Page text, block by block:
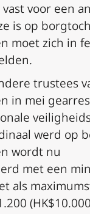
vast voor een
is op
moet zich in
trustees
in mei
werd op
wordt nu
met een
als